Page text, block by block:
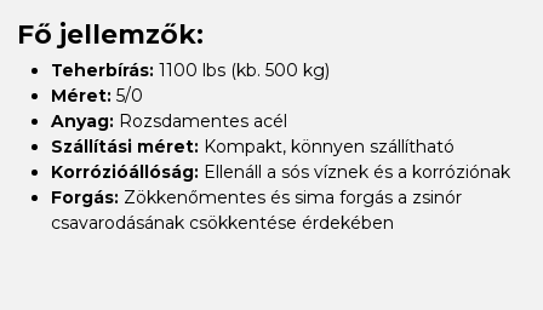
Fő jellemzők:
Teherbírás: 1100 lbs (kb. 500 kg)
Méret: 5/0
Anyag: Rozsdamentes acél
Szállítási méret: Kompakt, könnyen szállítható
Korrózióállóság: Ellenáll a sós víznek és a korróziónak
Forgás: Zökkenőmentes és sima forgás a zsinór
csavarodásának csökkentése érdekében